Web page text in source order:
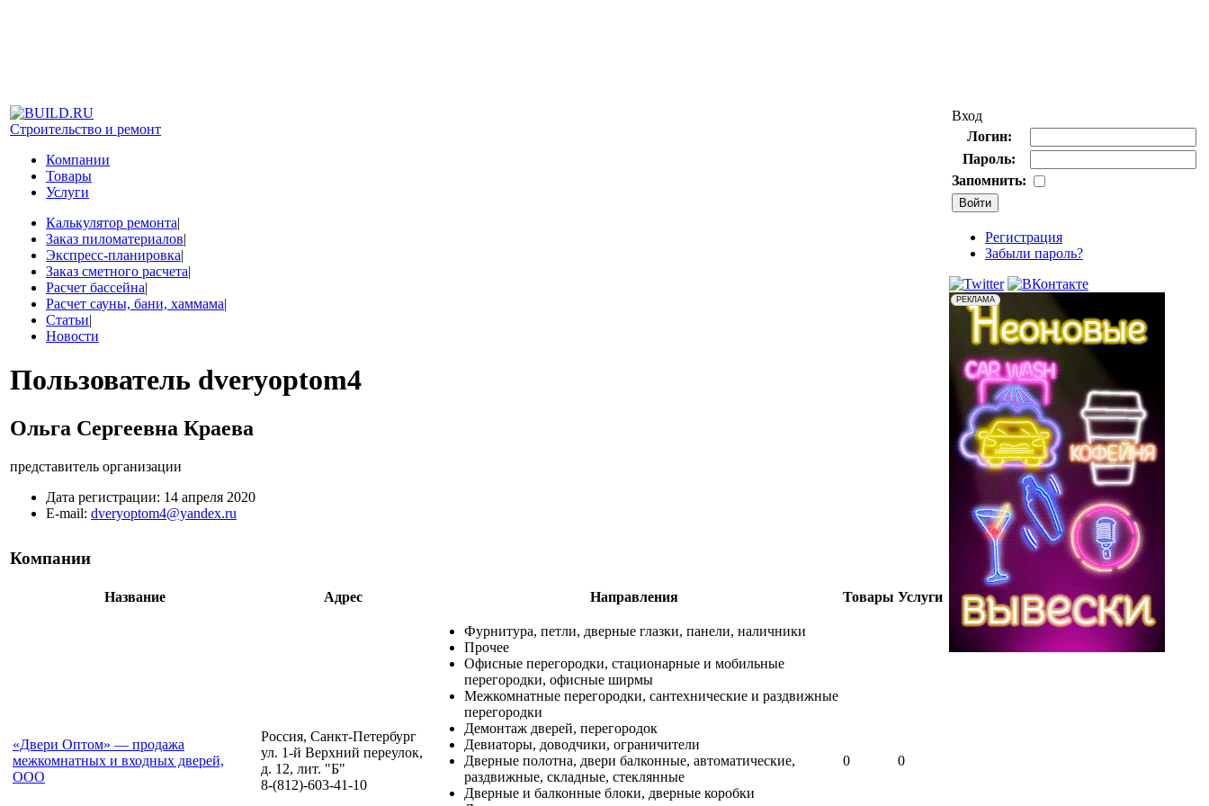
Строительство и ремонт
Компании
Товары
Услуги
Калькулятор ремонта|
Заказ пиломатериалов|
Экспресс-планировка|
Заказ сметного расчета|
Расчет бассейна|
Расчет сауны, бани, хаммама|
Статьи|
Новости
Пользователь dveryoptom4
Ольга Сергеевна Краева
представитель организации
Дата регистрации: 14 апреля 2020
E-mail: dveryoptom4@yandex.ru
Компании
Название Адрес Направления Товары Услуги
«Двери Оптом» — продажа
межкомнатных и входных дверей,
ООО
Россия, Санкт-Петербург
ул. 1-й Верхний переулок,
д. 12, лит. "Б"
8-(812)-603-41-10
Фурнитура, петли, дверные глазки, панели, наличники
Прочее
Офисные перегородки, стационарные и мобильные
перегородки, офисные ширмы
Межкомнатные перегородки, сантехнические и раздвижные
перегородки
Демонтаж дверей, перегородок
Девиаторы, доводчики, ограничители
Дверные полотна, двери балконные, автоматические,
раздвижные, складные, стеклянные
Дверные и балконные блоки, дверные коробки
0 0
Вход
Логин:
Пароль:
Запомнить:
Регистрация
Забыли пароль?